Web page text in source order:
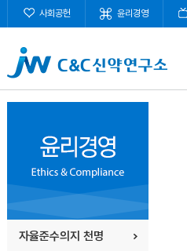
사회공헌 윤리경영
자율준수의지 천명